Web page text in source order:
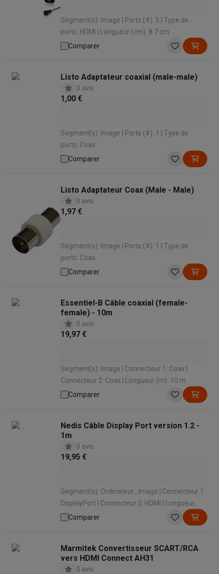
Segment(s): Image | Ports (#): 5 | Type de
ports: HDMI | Longueur (cm): 8.7 cm
Comparer
Listo Adaptateur coaxial (male-male)
0 avis
1,00 €
Segment(s): Image | Ports (#): 1 | Type de
ports: Coax
Comparer
Listo Adaptateur Coax (Male - Male)
0 avis
1,97 €
Segment(s): Image | Ports (#): 1 | Type de
ports: Coax
Comparer
Essentiel-B Câble coaxial (female-
female) - 10m
0 avis
19,97 €
Segment(s): Image | Connecteur 1: Coax |
Connecteur 2: Coax | Longueur (m): 10 m
Comparer
Nedis Câble Display Port version 1.2 -
1m
0 avis
19,95 €
Segment(s): Ordinateur , Image | Connecteur 1:
DisplayPort | Connecteur 2: HDMI | Longueur
(m): 1 m
Comparer
Marmitek Convertisseur SCART/RCA
vers HDMI Connect AH31
0 avis